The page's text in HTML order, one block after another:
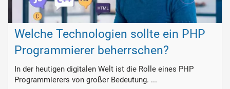
Welche Technologien sollte ein PHP
Programmierer beherrschen?
In der heutigen digitalen Welt ist die Rolle eines PHP
Programmierers von großer Bedeutung. ...